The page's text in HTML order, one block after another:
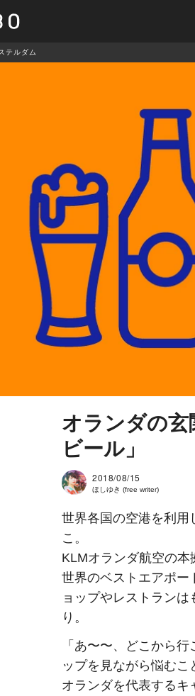
テルダム
オランダの
ビール」
2018/08/15
ほしゆき (free writer)
世界各国の空港を利用
こ。
KLMオランダ航空の本
世界のベストエアポー
ョップやレストラン
り。
「あ〜〜、どこから
ップを見ながら悩むこ
オランダを代表するキ